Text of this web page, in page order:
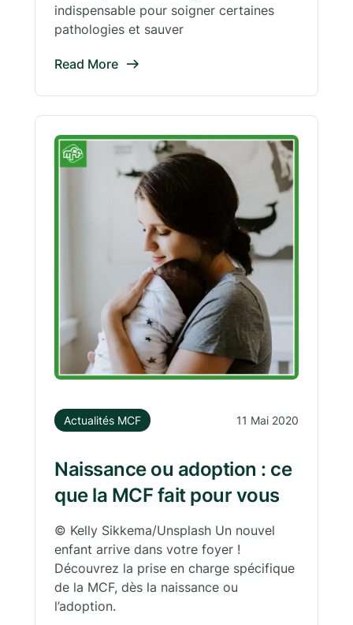
indispensable pour soigner certaines
pathologies et sauver
Read More
Actualités MCF 11 Mai 2020
Naissance ou adoption : ce
que la MCF fait pour vous
© Kelly Sikkema/Unsplash Un nouvel
enfant arrive dans votre foyer !
Découvrez la prise en charge spécifique
de la MCF, dès la naissance ou
l’adoption.